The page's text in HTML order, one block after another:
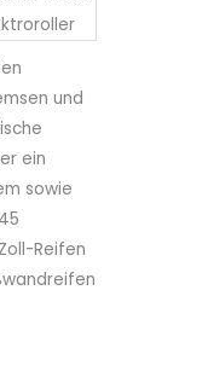
und
ein
sowie
Reifen